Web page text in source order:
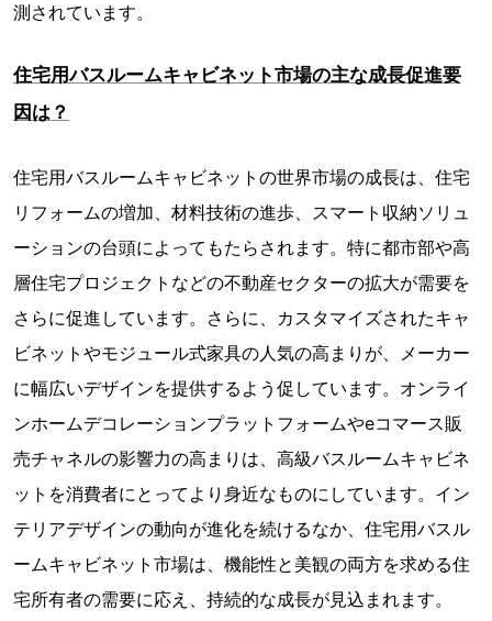
測されています。
住宅用バスルームキャビネット市場の主な成長促進要
因は？
住宅用バスルームキャビネットの世界市場の成長は、住宅
リフォームの増加、材料技術の進歩、スマート収納ソリュ
ーションの台頭によってもたらされます。特に都市部や高
層住宅プロジェクトなどの不動産セクターの拡大が需要を
さらに促進しています。さらに、カスタマイズされたキャ
ビネットやモジュール式家具の人気の高まりが、メーカー
に幅広いデザインを提供するよう促しています。オンライ
ンホームデコレーションプラットフォームやeコマース販
売チャネルの影響力の高まりは、高級バスルームキャビネ
ットを消費者にとってより身近なものにしています。イン
テリアデザインの動向が進化を続けるなか、住宅用バスル
ームキャビネット市場は、機能性と美観の両方を求める住
宅所有者の需要に応え、持続的な成長が見込まれます。